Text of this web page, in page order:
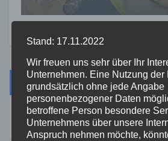
Suche
Stand: 17.11.2022
Wir freuen uns sehr über Ihr
Unternehmen. Eine Nutzung der
grundsätzlich ohne jede Angabe
personenbezogener Daten
betroffene Person besondere
Unternehmens über unsere
Anspruch nehmen möchte,